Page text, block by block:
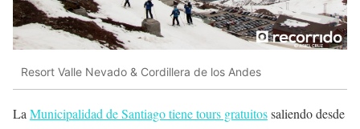
Resort Valle Nevado & Cordillera de los Andes
La Municipalidad de Santiago tiene tours gratuitossaliendo desde